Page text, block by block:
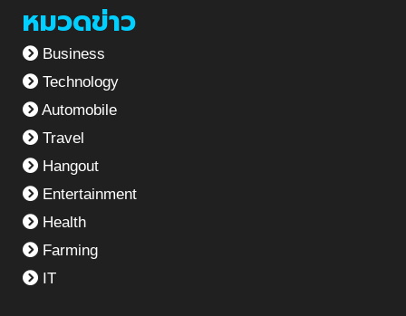
หมวดข่าว
Business
Technology
Automobile
Travel
Hangout
Entertainment
Health
Farming
IT